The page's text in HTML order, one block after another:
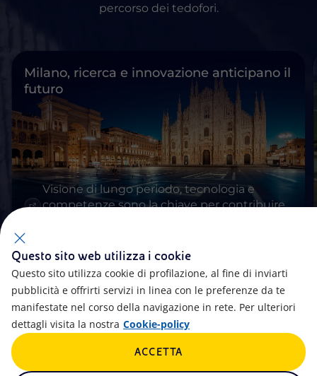
percorso dei tedofori.
Milano, ricerca e innovazione anticipano il
futuro
Visione di lungo periodo, tecnologia e
competenze sono la chiave per contribuire
Questo sito web utilizza i cookie
Questo sito utilizza cookie di profilazione, al fine di inviarti
pubblicità e offrirti servizi in linea con le preferenze da te
manifestate nel corso della navigazione in rete. Per ulteriori
dettagli visita la nostra Cookie-policy
ACCETTA